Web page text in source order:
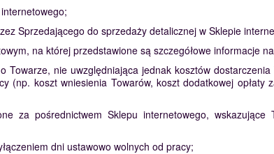
Sprzedającego do sprzedaży detalicznej w Sklepie
na której przedstawione są szczegółowe informacje
nie uwzględniająca jednak kosztów
(np. koszt wniesienia Towarów, koszt dodatkowej
za pośrednictwem Sklepu internetowego,
dni ustawowo wolnych od pracy;